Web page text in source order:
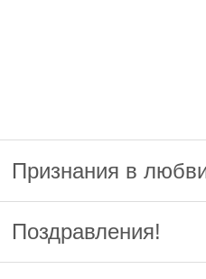
Признания в
Поздравления!